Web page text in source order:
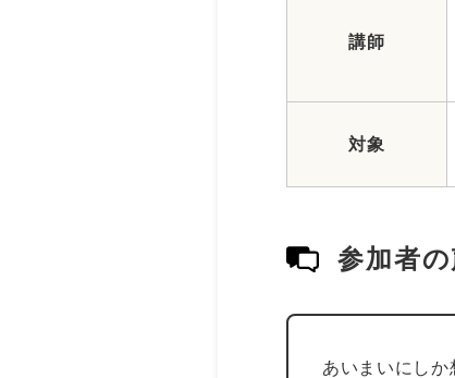
講師
対象
参加者の
あいまいにし